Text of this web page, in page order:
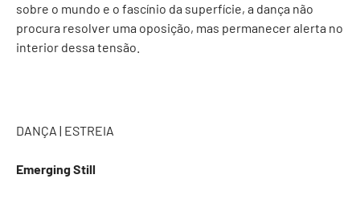
sobre o mundo e o fascínio da superfície, a dança não
procura resolver uma oposição, mas permanecer alerta no
interior dessa tensão.
DANÇA | ESTREIA
Emerging Still